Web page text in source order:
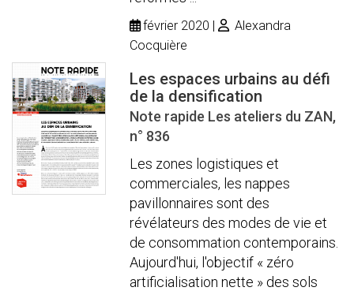
février 2020
Alexandra
Cocquière
Les espaces urbains au défi
de la densification
Note rapide Les ateliers du ZAN,
n° 836
Les zones logistiques et
commerciales, les nappes
pavillonnaires sont des
révélateurs des modes de vie et
de consommation contemporains.
Aujourd'hui, l'objectif « zéro
artificialisation nette » des sols